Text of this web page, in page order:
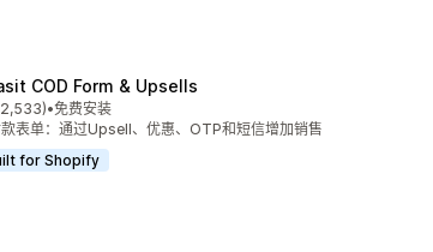
COD Form & Upsells
满分 5 星）
条评论
•免费安装
表单：通过Upsell、优惠、OTP和短信增加销售
for Shopify